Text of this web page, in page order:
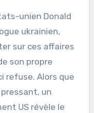
unien Donald
ukrainien,
sur ces affaires
son propre
refuse. Alors que
un
US révèle le